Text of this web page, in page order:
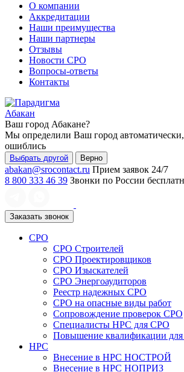
О компании
Аккредитации
Наши преимущества
Наши партнеры
Отзывы
Новости СРО
Вопросы-ответы
Контакты
Абакан
Ваш город Абакане?
Мы определили Ваш город
ошиблись
Выбрать другой Верно
abakan@srocontact.ru Прием заявок 24/7
8 800 333 46 39 Звонки по России
Заказать звонок
СРО
СРО Строителей
СРО Проектировщиков
СРО Изыскателей
СРО Энергоаудиторов
Реестр надежных СРО
СРО на опасные виды работ
Сопровождение проверок СРО
Специалисты НРС для СРО
Повышение квалификации
НРС
Внесение в НРС НОСТРОЙ
Внесение в НРС НОПРИЗ